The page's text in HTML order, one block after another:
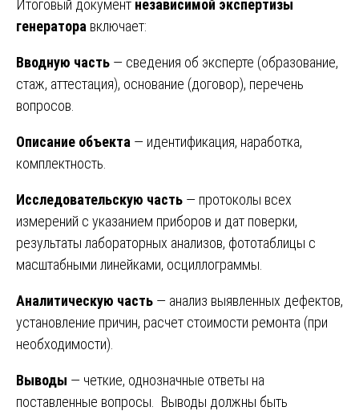
Итоговый документ независимой экспертизы
генератора включает:
Вводную часть — сведения об эксперте (образование,
стаж, аттестация), основание (договор), перечень
вопросов.
Описание объекта — идентификация, наработка,
комплектность.
Исследовательскую часть — протоколы всех
измерений с указанием приборов и дат поверки,
результаты лабораторных анализов, фототаблицы с
масштабными линейками, осциллограммы.
Аналитическую часть — анализ выявленных дефектов,
установление причин, расчет стоимости ремонта (при
необходимости).
Выводы — четкие, однозначные ответы на
поставленные вопросы. Выводы должны быть